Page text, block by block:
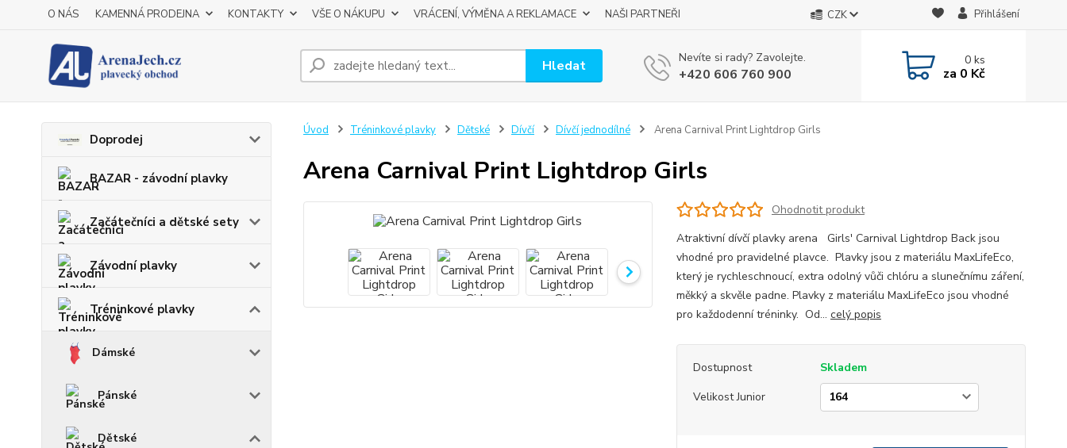
O NÁS KAMENNÁ PRODEJNA KONTAKTY VŠE O NÁKUPU VRÁCENÍ, VÝMĚNA A REKLAMACE NAŠI PARTNEŘI CZK Přihlášení
Hledat Nevíte si rady? Zavolejte.
+420 606 760 900
0ks
za 0 Kč
Doprodej
BAZAR - závodní plavky
Začátečníci a dětské sety
Závodní plavky
Tréninkové plavky
Dámské
Pánské
Dětské
Úvod Tréninkové plavky Dětské Dívčí Dívčí jednodílné Arena Carnival Print Lightdrop Girls
Arena Carnival Print Lightdrop Girls
Ohodnotit produkt
Atraktivní dívčí plavky arena Girls' Carnival Lightdrop Back jsou
vhodné pro pravidelné plavce. Plavky jsou z materiálu MaxLifeEco,
který je rychleschnoucí, extra odolný vůči chlóru a slunečnímu záření,
měkký a skvěle padne. Plavky z materiálu MaxLifeEco jsou vhodné
pro každodenní tréninky. Od... celý popis
Dostupnost
Skladem
Velikost Junior